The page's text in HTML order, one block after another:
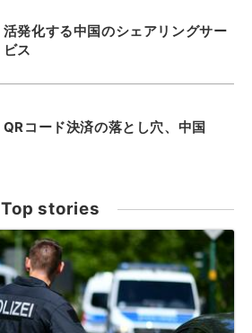
活発化する中国のシェアリングサー
ビス
QRコード決済の落とし穴、中国
Top stories